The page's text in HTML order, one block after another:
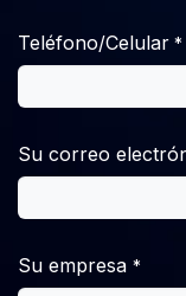
Teléfono/Celular *
Su correo
Su empresa *